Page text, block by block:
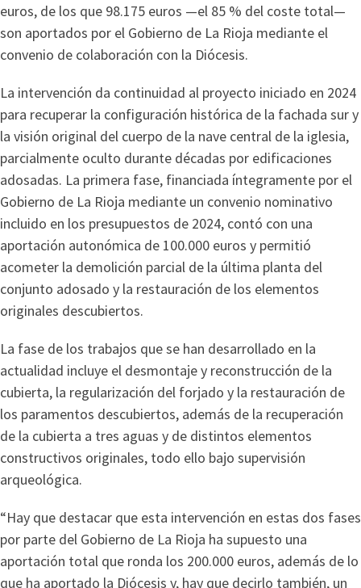
euros, de los que 98.175 euros —el 85 % del coste total—
son aportados por el Gobierno de La Rioja mediante el
convenio de colaboración con la Diócesis.
La intervención da continuidad al proyecto iniciado en 2024
para recuperar la configuración histórica de la fachada sur y
la visión original del cuerpo de la nave central de la iglesia,
parcialmente oculto durante décadas por edificaciones
adosadas. La primera fase, financiada íntegramente por el
Gobierno de La Rioja mediante un convenio nominativo
incluido en los presupuestos de 2024, contó con una
aportación autonómica de 100.000 euros y permitió
acometer la demolición parcial de la última planta del
conjunto adosado y la restauración de los elementos
originales descubiertos.
La fase de los trabajos que se han desarrollado en la
actualidad incluye el desmontaje y reconstrucción de la
cubierta, la regularización del forjado y la restauración de
los paramentos descubiertos, además de la recuperación
de la cubierta a tres aguas y de distintos elementos
constructivos originales, todo ello bajo supervisión
arqueológica.
“Hay que destacar que esta intervención en estas dos fases
por parte del Gobierno de La Rioja ha supuesto una
aportación total que ronda los 200.000 euros, además de lo
que ha aportado la Diócesis y, hay que decirlo también, un